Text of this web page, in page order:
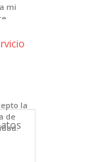
mi
y
la
de